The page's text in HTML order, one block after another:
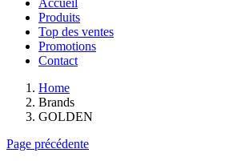
Produits
Top des ventes
Promotions
Contact
Home
Brands
GOLDEN
Page précédente